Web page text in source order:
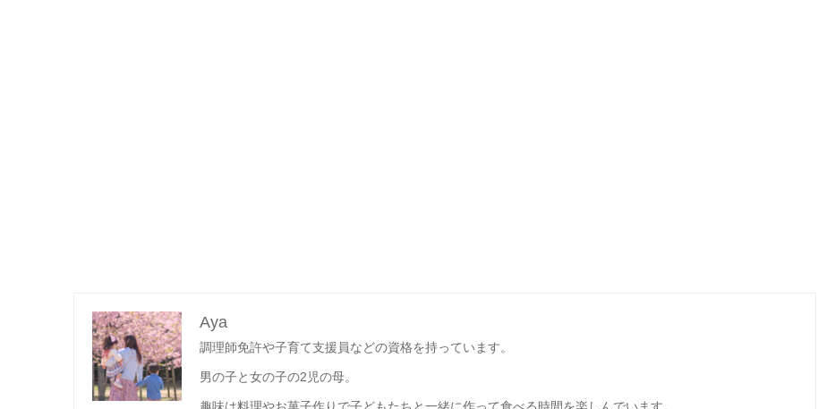
Aya
調理師免許や子育て支援員などの資格を持っています。
男の子と女の子の2児の母。